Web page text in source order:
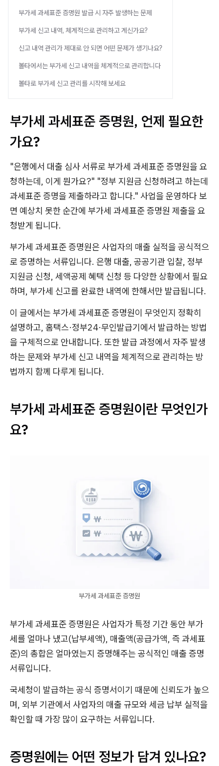
부가세 과세표준 증명원 발급 시 자주 발생하는 문제
부가세 신고 내역, 체계적으로 관리하고 계신가요?
신고 내역 관리가 제대로 안 되면 어떤 문제가 생기나요?
볼타에서는 부가세 신고 내역을 체계적으로 관리합니다
볼타로 부가세 신고 관리를 시작해 보세요
부가세 과세표준 증명원, 언제 필요한
가요?
"은행에서 대출 심사 서류로 부가세 과세표준 증명원을 요
청하는데, 이게 뭔가요?" "정부 지원금 신청하려고 하는데
과세표준 증명을 제출하라고 합니다." 사업을 운영하다 보
면 예상치 못한 순간에 부가세 과세표준 증명원 제출을 요
청받게 됩니다.
부가세 과세표준 증명원은 사업자의 매출 실적을 공식적으
로 증명하는 서류입니다. 은행 대출, 공공기관 입찰, 정부
지원금 신청, 세액공제 혜택 신청 등 다양한 상황에서 필요
하며, 부가세 신고를 완료한 내역에 한해서만 발급됩니다.
이 글에서는 부가세 과세표준 증명원이 무엇인지 정확히
설명하고, 홈택스·정부24·무인발급기에서 발급하는 방법
을 구체적으로 안내합니다. 또한 발급 과정에서 자주 발생
하는 문제와 부가세 신고 내역을 체계적으로 관리하는 방
법까지 함께 다루게 됩니다.
부가세 과세표준 증명원이란 무엇인가
요?
부가세 과세표준 증명원
부가세 과세표준 증명원은 사업자가 특정 기간 동안 부가
세를 얼마나 냈고(납부세액), 매출액(공급가액, 즉 과세표
준)의 총합은 얼마였는지 증명해주는 공식적인 매출 증명
서류입니다.
국세청이 발급하는 공식 증명서이기 때문에 신뢰도가 높으
며, 외부 기관에서 사업자의 매출 규모와 세금 납부 실적을
확인할 때 가장 많이 요구하는 서류입니다.
증명원에는 어떤 정보가 담겨 있나요?